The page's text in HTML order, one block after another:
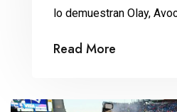
lo demuestran Olay,
marcas ganadoras del
Viernes 13, irrumpe en
Read More